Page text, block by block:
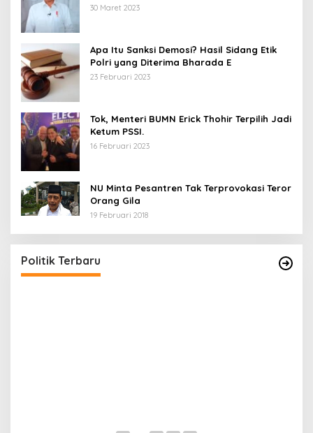
30 Maret 2023
Apa Itu Sanksi Demosi? Hasil Sidang Etik
Polri yang Diterima Bharada E
23 Februari 2023
Tok, Menteri BUMN Erick Thohir Terpilih Jadi
Ketum PSSI.
16 Februari 2023
NU Minta Pesantren Tak Terprovokasi Teror
Orang Gila
19 Februari 2018
Politik Terbaru
Mendaftar di PKB
Di Politik | 24 April 2024